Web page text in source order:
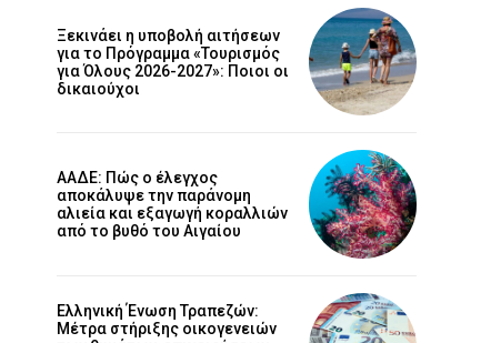
Ξεκινάει η υποβολή αιτήσεων
για το Πρόγραμμα «Τουρισμός
για Όλους 2026-2027»: Ποιοι οι
δικαιούχοι
ΑΑΔΕ: Πώς ο έλεγχος
αποκάλυψε την παράνομη
αλιεία και εξαγωγή κοραλλιών
από το βυθό του Αιγαίου
Ελληνική Ένωση Τραπεζών:
Μέτρα στήριξης οικογενειών